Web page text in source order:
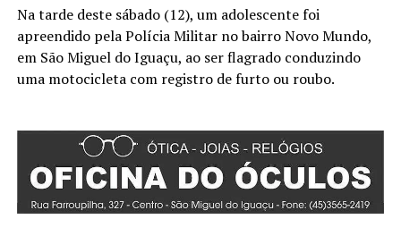
Na tarde deste sábado (12), um adolescente foi
apreendido pela Polícia Militar no bairro Novo Mundo,
em São Miguel do Iguaçu, ao ser flagrado conduzindo
uma motocicleta com registro de furto ou roubo.